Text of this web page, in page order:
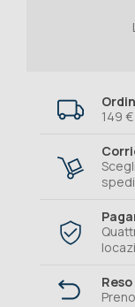
149